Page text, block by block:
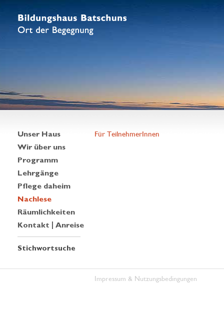
Unser Haus
Wir über uns
Programm
Lehrgänge
Pflege daheim
Nachlese
Räumlichkeiten
Kontakt | Anreise
Stichwortsuche
Für TeilnehmerInnen
Impressum & Nutzungsbedingungen